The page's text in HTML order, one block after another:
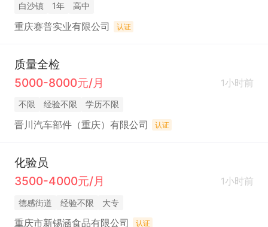
白沙镇 1年 高中
重庆赛普实业有限公司 认证
质量全检
5000-8000元/月
1小时前
不限 经验不限 学历不限
晋川汽车部件（重庆）有限公司 认证
化验员
3500-4000元/月
1小时前
德感街道 经验不限 大专
重庆市新锡涵食品有限公司 认证